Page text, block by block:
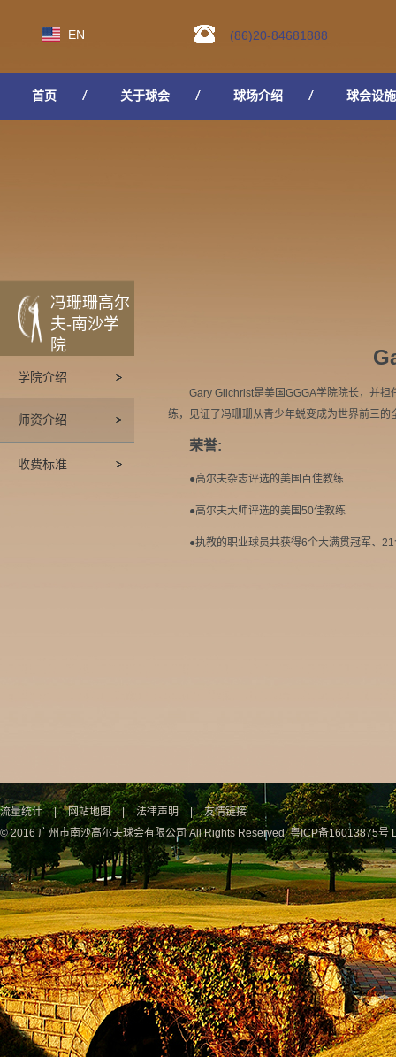
(86)20-84681888
EN
首页 关于球会 球场介绍 球会设施
冯珊珊高尔
夫-南沙学
院
学院介绍
师资介绍
收费标准
Gary Gilchrist是美国GGGA学院院长，并
练，见证了冯珊珊从青少年蜕变成为世界前三
荣誉:
●高尔夫杂志评选的美国百佳教练
●高尔夫大师评选的美国50佳教练
●执教的职业球员共获得6个大满贯冠军、
流量统计 | 网站地图 | 法律声明
友情链接
© 2016 广州市南沙高尔夫球会有限公司 All Rights Reserved.粤ICP备16013875号